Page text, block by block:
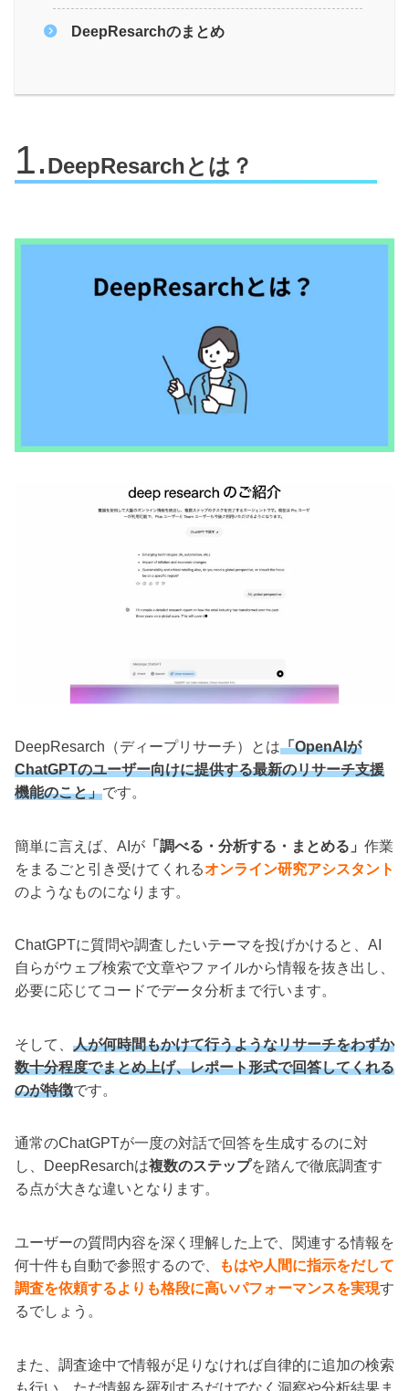
DeepResarchのまとめ
DeepResarchとは？
DeepResarch（ディープリサーチ）とは「OpenAIが
ChatGPTのユーザー向けに提供する最新のリサーチ支援
機能のこと」です。
簡単に言えば、AIが 「調べる・分析する・まとめる」 作業
をまるごと引き受けてくれるオンライン研究アシスタント
のようなものになります。
ChatGPTに質問や調査したいテーマを投げかけると、AI
自らがウェブ検索で文章やファイルから情報を抜き出し、
必要に応じてコードでデータ分析まで行います。
そして、 人が何時間もかけて行うようなリサーチをわずか
数十分程度でまとめ上げ、レポート形式で回答してくれる
のが特徴です。
通常のChatGPTが一度の対話で回答を生成するのに対
し、DeepResarchは複数のステップを踏んで徹底調査す
る点が大きな違いとなります。
ユーザーの質問内容を深く理解した上で、関連する情報を
何十件も自動で参照するので、
もはや人間に指示をだして
調査を依頼するよりも格段に高いパフォーマンスを実現す
るでしょう。
また、調査途中で情報が足りなければ自律的に追加の検索
も行い、ただ情報を羅列するだけでなく洞察や分析結果ま